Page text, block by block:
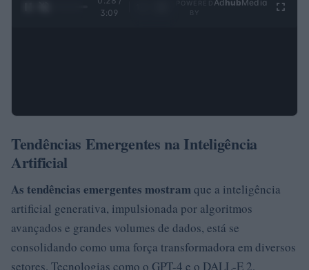
3:09
Ad hubMedia
Tendências Emergentes na Inteligência
Artificial
As tendências emergentes mostramque a inteligência
artificial generativa, impulsionada por algoritmos
avançados e grandes volumes de dados, está se
consolidando como uma força transformadora em diversos
setores. Tecnologias como o GPT-4 e o DALL-E 2,